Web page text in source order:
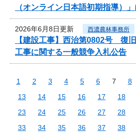
（オンライン日本語初期指導）
2026年6月8日更新 西濃農林事務所
【建設工事】西治第0802号 復
工事に関する一般競争入札公告
1 2 3 4 5 6 7 8
13
14 15 16 17 18
23
24 25 26 27 28
33
34 35 36 37 38